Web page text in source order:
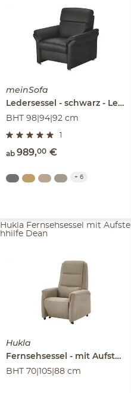
meinSofa
Ledersessel schwarz - Leder
BHT 98|94|92 cm
1
ab 989,00 €
+ 6
Hukla
Fernsehsessel mit Aufstehhilfe
BHT 70|105|88 cm
Hukla Fernsehsessel mit Aufste
hhilfe Dean